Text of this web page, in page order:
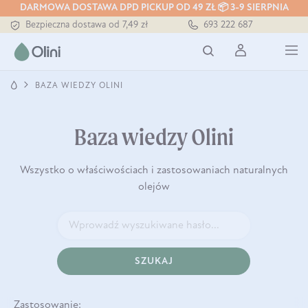
DARMOWA DOSTAWA DPD PICKUP OD 49 ZŁ 📦 3-9 SIERPNIA
Bezpieczna dostawa od 7,49 zł
Darmowa dostawa od 199 zł
Tłoczony zawsze na zimno
693 222 687
BAZA WIEDZY OLINI
Baza wiedzy Olini
Wszystko o właściwościach i zastosowaniach naturalnych
olejów
SZUKAJ
Zastosowanie: